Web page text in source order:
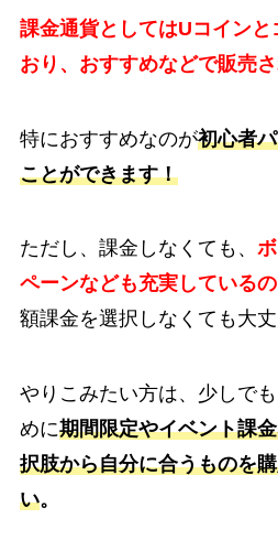
課金通貨としてはUコイン
おり、おすすめなどで販売さ
特におすすめなのが初心者
ことができます！
ただし、課金しなくても、
ペーンなども充実している
額課金を選択しなくても大丈
やりこみたい方は、少しで
めに期間限定やイベント課
択肢から自分に合うものを
い。